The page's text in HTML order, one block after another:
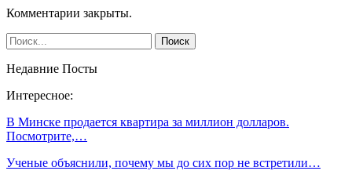
Комментарии закрыты.
Недавние Посты
Интересное:
В Минске продается квартира за миллион долларов.
Посмотрите,…
Ученые объяснили, почему мы до сих пор не встретили…